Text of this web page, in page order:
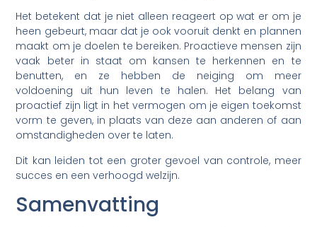
Het betekent dat je niet alleen reageert op wat er om je
heen gebeurt, maar dat je ook vooruit denkt en plannen
maakt om je doelen te bereiken. Proactieve mensen zijn
vaak beter in staat om kansen te herkennen en te
benutten, en ze hebben de neiging om meer
voldoening uit hun leven te halen. Het belang van
proactief zijn ligt in het vermogen om je eigen toekomst
vorm te geven, in plaats van deze aan anderen of aan
omstandigheden over te laten.
Dit kan leiden tot een groter gevoel van controle, meer
succes en een verhoogd welzijn.
Samenvatting